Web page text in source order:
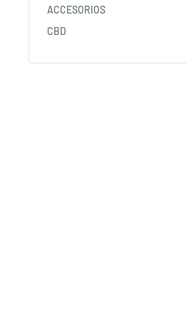
ACCESORIOS
CBD